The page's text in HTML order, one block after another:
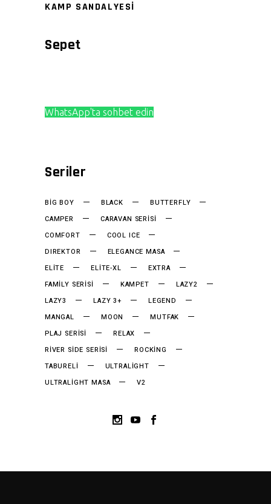
KAMP SANDALYESİ
Sepet
WhatsApp'ta sohbet edin
Seriler
BIG BOY BLACK
BUTTERFLY
CAMPER
CARAVAN SERISI
COMFORT
COOL ICE
DIREKTOR
ELEGANCE MASA
ELITE
ELITE-XL
EXTRA
FAMILY SERISI
KAMPET
LAZY2
LAZY3
LAZY 3+
LEGEND
MANGAL
MOON
MUTFAK
PLAJ SERISI
RELAX
RIVER SIDE SERISI
ROCKING
TABURELI
ULTRALIGHT
ULTRALIGHT MASA
V2